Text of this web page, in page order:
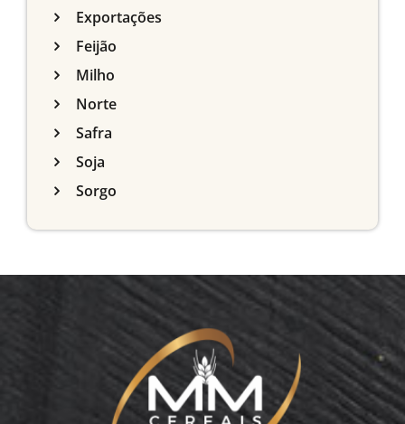
Exportações
Feijão
Milho
Norte
Safra
Soja
Sorgo